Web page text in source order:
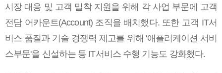
시장 대응 및 고객 밀착 지원을 위해 각 사업 부문에 고객
전담 어카운트(Account) 조직을 배치했다. 또한 고객 IT서
비스 품질과 기술 경쟁력 제고를 위해 '애플리케이션 서비
스부문'을 신설하는 등 IT서비스 수행 기능도 강화했다.